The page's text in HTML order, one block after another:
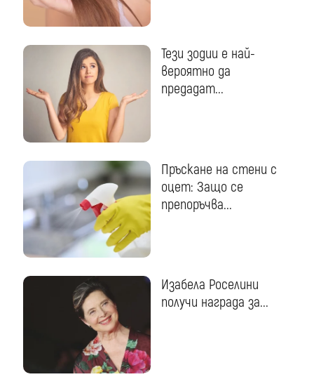
Тези зодии е най-
вероятно да
предадат...
Пръскане на стени с
оцет: Защо се
препоръчва...
Изабела Роселини
получи награда за...